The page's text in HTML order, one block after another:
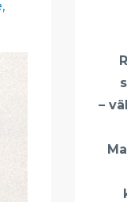
–